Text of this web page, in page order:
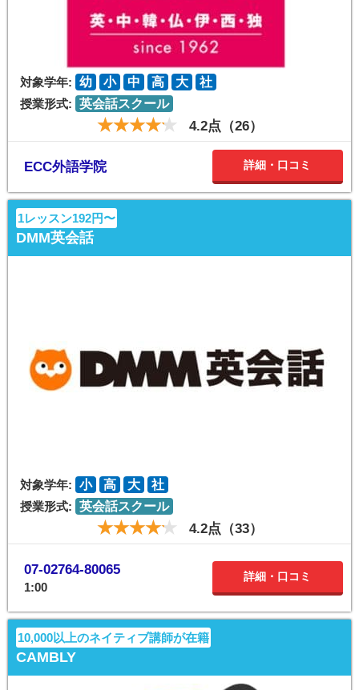
対象学年: 幼 小 中 高 大
社
授業形式: 英会話スクール
4.2点（26）
ECC外語学院 詳細・口コミ
1レッスン192円〜
DMM英会話
対象学年: 小 高 大
社
授業形式: 英会話スクール
4.2点（33）
07-02764-80065
1:00
詳細・口コミ
10,000以上のネイティブ講師が在籍
CAMBLY